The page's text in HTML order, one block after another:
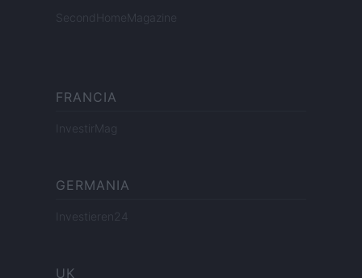
SecondHomeMagazine
FRANCIA
InvestirMag
GERMANIA
Investieren24
UK